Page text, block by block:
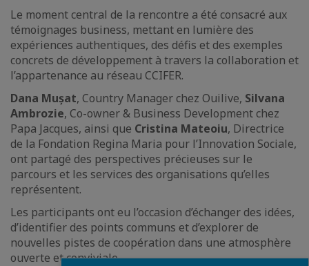
Le moment central de la rencontre a été consacré aux
témoignages business, mettant en lumière des
expériences authentiques, des défis et des exemples
concrets de développement à travers la collaboration et
l’appartenance au réseau CCIFER.
Dana Mușat, Country Manager chez Ouilive, Silvana
Ambrozie, Co-owner & Business Development chez
Papa Jacques, ainsi que Cristina Mateoiu, Directrice
de la Fondation Regina Maria pour l’Innovation Sociale,
ont partagé des perspectives précieuses sur le
parcours et les services des organisations qu’elles
représentent.
Les participants ont eu l’occasion d’échanger des idées,
d’identifier des points communs et d’explorer de
nouvelles pistes de coopération dans une atmosphère
ouverte et conviviale.